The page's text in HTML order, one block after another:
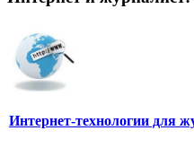
Интернет-технологии для